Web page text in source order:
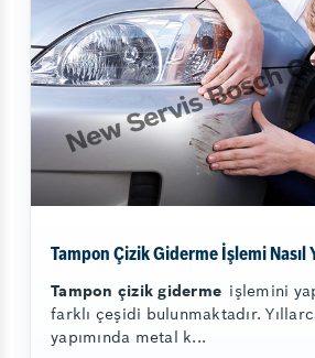
Tampon Çizik Giderme İşlemi Nasıl
Tampon çizik giderme işlemini
farklı çeşidi bulunmaktadır.
yapımında metal k...